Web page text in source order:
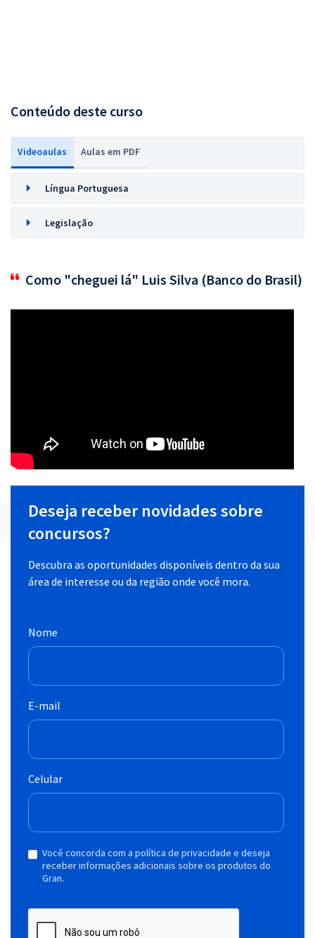
Conteúdo deste curso
Videoaulas Aulas em PDF
Língua Portuguesa
Legislação
Como "cheguei lá" Luis Silva (Banco do Brasil)
Deseja receber novidades sobre
concursos?
Descubra as oportunidades disponíveis dentro da sua
área de interesse ou da região onde você mora.
Nome
E-mail
Celular
Você concorda com a política de privacidade e deseja
receber informações adicionais sobre os produtos do
Gran.